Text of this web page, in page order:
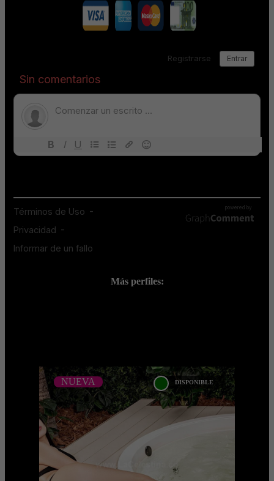
Más perfiles:
NUEVA DISPONIBLE
CLAUDIA ZAMARA
NUEVA
Bienvenidos a mi perfil, Escorts
pelinegras soy una preciosa y
encantadora chica de piel suave,
curvilínea y sexy, tal y com ...